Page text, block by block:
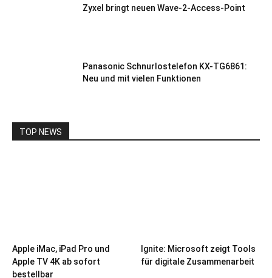
Zyxel bringt neuen Wave-2-Access-Point
Panasonic Schnurlostelefon KX-TG6861:
Neu und mit vielen Funktionen
TOP NEWS
Apple iMac, iPad Pro und
Apple TV 4K ab sofort
bestellbar
Ignite: Microsoft zeigt Tools
für digitale Zusammenarbeit